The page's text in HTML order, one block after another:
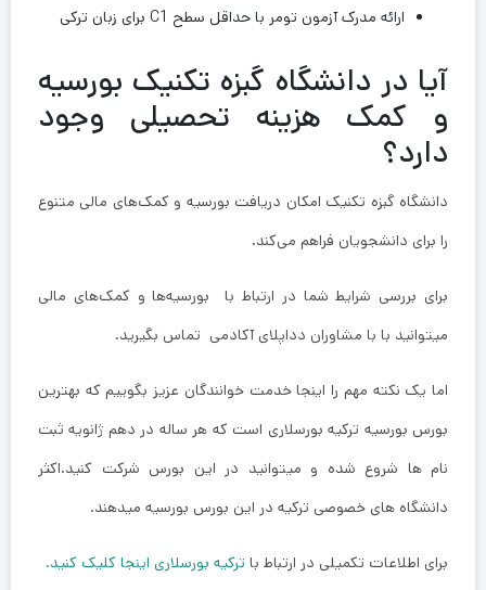
ارائه مدرک آزمون تومر با حداقل سطح C1 برای زبان ترکی
آیا در دانشگاه گبزه تکنیک بورسیه
و کمک هزینه تحصیلی وجود
دارد؟
دانشگاه گبزه تکنیک امکان دریافت بورسیه و کمک‌های مالی متنوع
را برای دانشجویان فراهم می‌کند.
برای بررسی شرایط شما در ارتباط با بورسیه‌ها و کمک‌های مالی
میتوانید با با مشاوران دداپلای آکادمی تماس بگیرید.
اما یک نکته مهم را اینجا خدمت خوانندگان عزیز بگوییم که بهترین
بورس بورسیه ترکیه بورسلاری است که هر ساله در دهم ژانویه ثبت
نام ها شروع شده و میتوانید در این بورس شرکت کنید.اکثر
دانشگاه های خصوصی ترکیه در این بورس بورسیه میدهند.
برای اطلاعات تکمیلی در ارتباط با ترکیه بورسلاری اینجا کلیک کنید.